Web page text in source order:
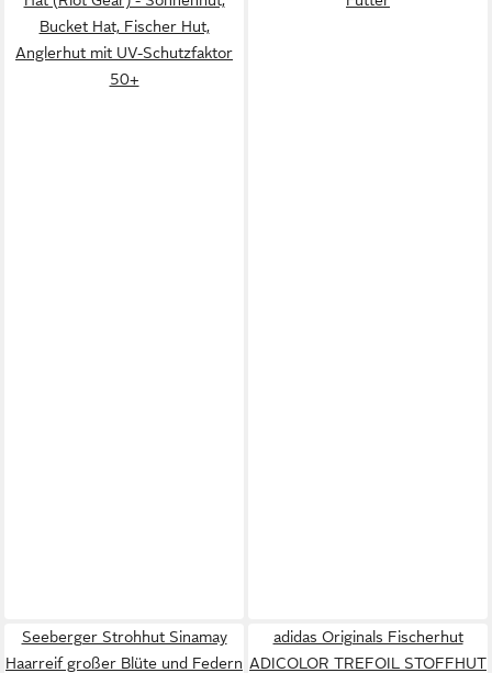
Bucket Hat, Fischer Hut,
Anglerhut mit UV-Schutzfaktor
50+
Seeberger Strohhut Sinamay
Haarreif großer Blüte und Federn
adidas Originals Fischerhut
ADICOLOR TREFOIL STOFFHUT